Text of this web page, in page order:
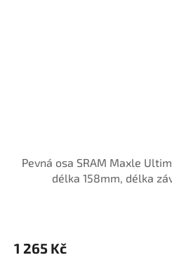
Pevná osa SRAM Maxle
délka 158mm, délka
1 265 Kč